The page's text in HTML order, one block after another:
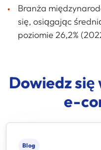
Branża
się, osiągając
poziomie 26,2%
Dowiedz się
e-
Blog